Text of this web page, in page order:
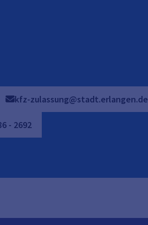
kfz-zulassung@stadt.erlangen.de
- 2692